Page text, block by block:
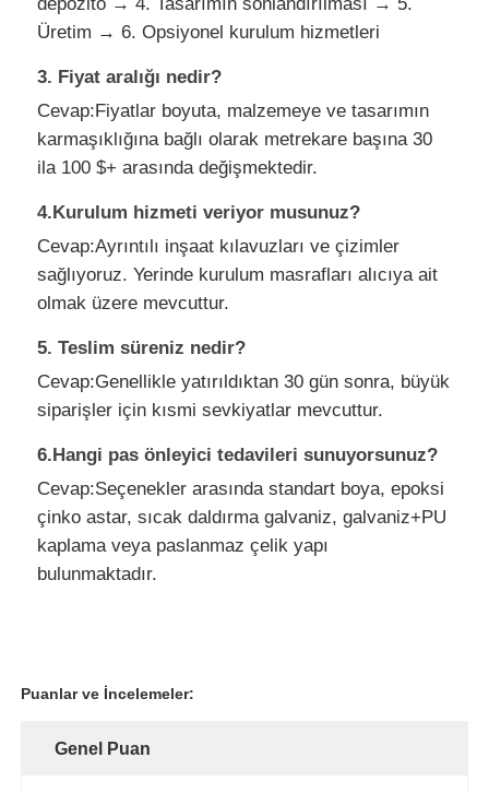
Üretim → 6. Opsiyonel kurulum hizmetleri
3. Fiyat aralığı nedir?
Cevap:Fiyatlar boyuta, malzemeye ve tasarımın
karmaşıklığına bağlı olarak metrekare başına 30
ila 100 $+ arasında değişmektedir.
4.Kurulum hizmeti veriyor musunuz?
Cevap:Ayrıntılı inşaat kılavuzları ve çizimler
sağlıyoruz. Yerinde kurulum masrafları alıcıya ait
olmak üzere mevcuttur.
5. Teslim süreniz nedir?
Cevap:Genellikle yatırıldıktan 30 gün sonra, büyük
siparişler için kısmi sevkiyatlar mevcuttur.
6.Hangi pas önleyici tedavileri sunuyorsunuz?
Cevap:Seçenekler arasında standart boya, epoksi
çinko astar, sıcak daldırma galvaniz, galvaniz+PU
kaplama veya paslanmaz çelik yapı
bulunmaktadır.
Puanlar ve İncelemeler:
Genel Puan